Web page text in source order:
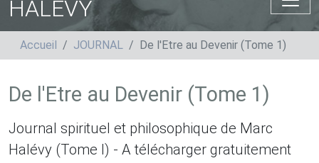
HALEVY
Accueil JOURNAL De l'Etre au Devenir (Tome 1)
De l'Etre au Devenir (Tome 1)
Journal spirituel et philosophique de Marc
Halévy (Tome I) - A télécharger gratuitement